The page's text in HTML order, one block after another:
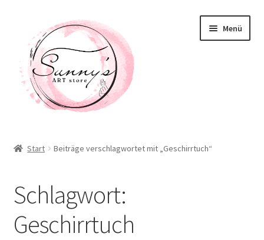
Navigation
springen
Inhalt
springen
Menü
Shop
Taschen / Accessoirs
Start Beiträge verschlagwortet mit „Geschirrtuch“
Schlagwort:
Geschirrtuch